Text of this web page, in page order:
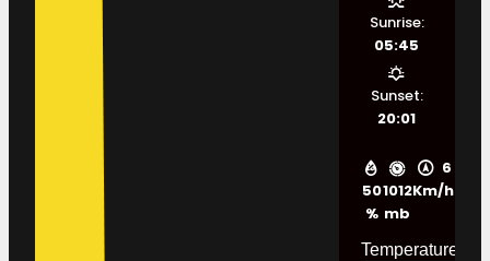
50
%
1012
mb
6
Km/h
Sunrise:
05:45
Sunset:
20:01